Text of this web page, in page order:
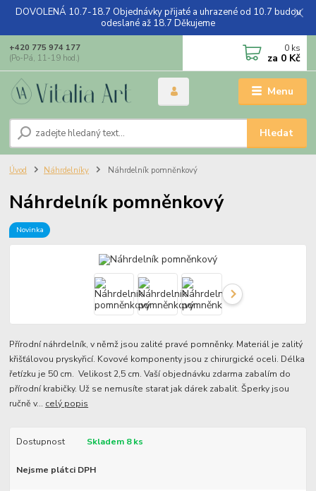
DOVOLENÁ 10.7-18.7 Objednávky přijaté a uhrazené od 10.7 budou
odeslané až 18.7 Děkujeme
Menu
Hledat
+420 775 974 177
(Po-Pá, 11-19 hod.)
0 ks
za 0 Kč
Úvod Náhrdelníky Náhrdelník pomněnkový
Náhrdelník pomněnkový
Novinka
Přírodní náhrdelník, v němž jsou zalité pravé pomněnky. Materiál je zalitý
křišťálovou pryskyřicí. Kovové komponenty jsou z chirurgické oceli. Délka
řetízku je 50 cm. Velikost 2,5 cm. Vaší objednávku zdarma zabalím do
přírodní krabičky. Už se nemusíte starat jak dárek zabalit. Šperky jsou
ručně v... celý popis
Dostupnost Skladem 8 ks
Nejsme plátci DPH